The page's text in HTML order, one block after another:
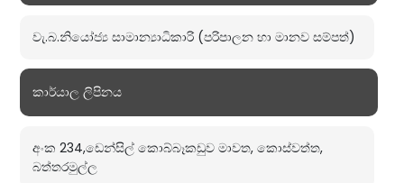
වැ.බ.නියෝජ්‍ය සාමාන්‍යාධිකාරි (පරිපාලන හා මානව සම්පත්)
කාර්යාල ලිපිනය
අංක 234,ඩෙන්සිල් කොබ්බෑකඩුව මාවත, කොස්වත්ත,
බත්තරමුල්ල